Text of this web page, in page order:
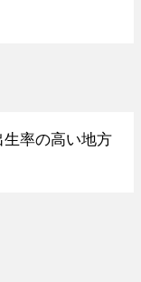
率の高い地方